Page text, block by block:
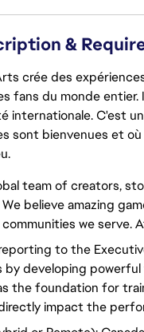
&
crée des
fans du monde
internationale. C'est
sont bienvenues et
team of creators,
We believe amazing
we serve.
to the
developing
the foundation for
impact the